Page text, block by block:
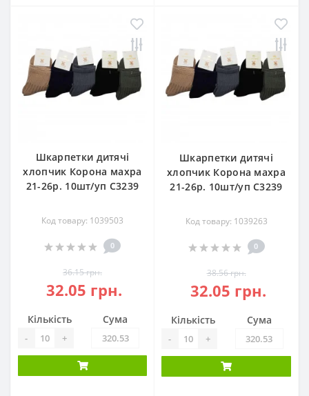
Шкарпетки дитячі
хлопчик Корона махра
21-26р. 10шт/уп С3239
Код товару: 1039503
0
36.15 грн.
32.05 грн.
Кількість
- +
Сума
Шкарпетки дитячі
хлопчик Корона махра
21-26р. 10шт/уп С3239
Код товару: 1039263
0
38.56 грн.
32.05 грн.
Кількість
- +
Сума